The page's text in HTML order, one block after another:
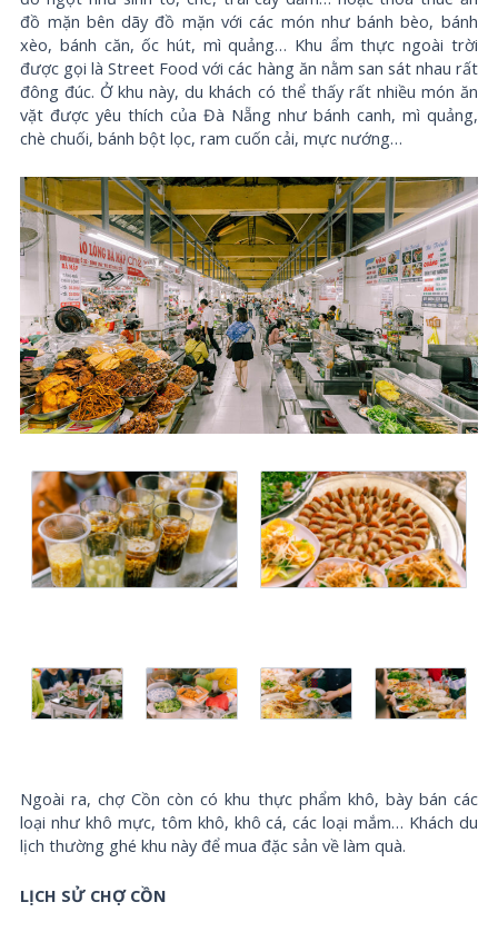
đồ mặn bên dãy đồ mặn với các món như bánh bèo, bánh
xèo, bánh căn, ốc hút, mì quảng… Khu ẩm thực ngoài trời
được gọi là Street Food với các hàng ăn nằm san sát nhau rất
đông đúc. Ở khu này, du khách có thể thấy rất nhiều món ăn
vặt được yêu thích của Đà Nẵng như bánh canh, mì quảng,
chè chuối, bánh bột lọc, ram cuốn cải, mực nướng…
Ngoài ra, chợ Cồn còn có khu thực phẩm khô, bày bán các
loại như khô mực, tôm khô, khô cá, các loại mắm… Khách du
lịch thường ghé khu này để mua đặc sản về làm quà.
LỊCH SỬ CHỢ CỒN